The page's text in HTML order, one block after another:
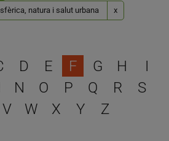
natura i salut urbana x
Escull una lletra per filtrar
D E F G H
I
N O P Q R
S
V W X Y Z